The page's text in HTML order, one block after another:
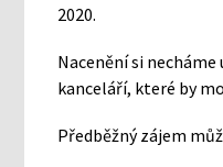
2020.
Nacenění si
kanceláří, které by
Předběžný zájem